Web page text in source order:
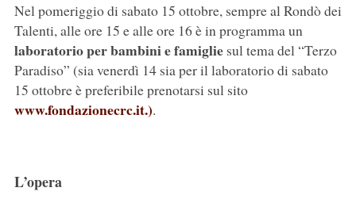
Nel pomeriggio di sabato 15 ottobre, sempre al Rondò dei
Talenti, alle ore 15 e alle ore 16 è in programma un
laboratorio per bambini e famigliesul tema del “Terzo
Paradiso” (sia venerdì 14 sia per il laboratorio di sabato
15 ottobre è preferibile prenotarsi sul sito
www.fondazionecrc.it.).
L’opera